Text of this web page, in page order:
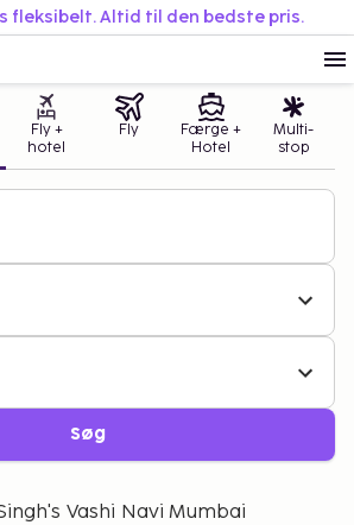
fleksibelt. Altid til den bedste pris.
Fly +
hotel
Fly
Færge +
Hotel
Multi-
stop
Søg
Vashi Navi Mumbai